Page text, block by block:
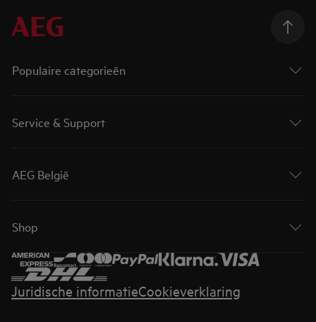
Populaire categorieën
Service & Support
AEG België
Shop
Juridische informatieCookieverklaring